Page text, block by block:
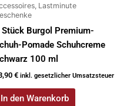
Lastminute
Burgol Premium-
Pomade Schuhcreme
100 ml
€ inkl. gesetzlicher Umsatzsteuer
In den Warenkorb